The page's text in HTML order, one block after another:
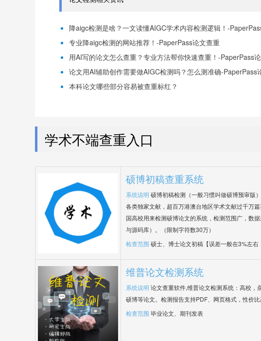
降aigc检测是啥？一文读懂AIGC学术内容检测逻辑！-
专业降aigc检测的网站推荐！-PaperPass论文查重
用AI写的论文怎么查重？专业方法帮你快速查重！-PaperPass
论文用AI辅助创作需要做AIGC检测吗？怎么测准确-PaperPass
本科论文哪些部分容易被查重标红？
学术不端查重入口
硕博初稿查重系统
系统说明 硕博初稿检测（一般习惯叫做硕博预审版
各类独家文献，超百万港澳台地区学术文献过千万
国高校用来检测硕博论文的系统，检测范围广，数
与源码库）。（限制字符数30万）
检查范围 硕士、博士论文初稿【误差一般在3%左右
维普论文检测系统
系统说明 论文查重软件,维普论文检测系统：高校，
硕博等论文。检测报告支持PDF、网页格式，性价比
检查范围 毕业论文、期刊发表